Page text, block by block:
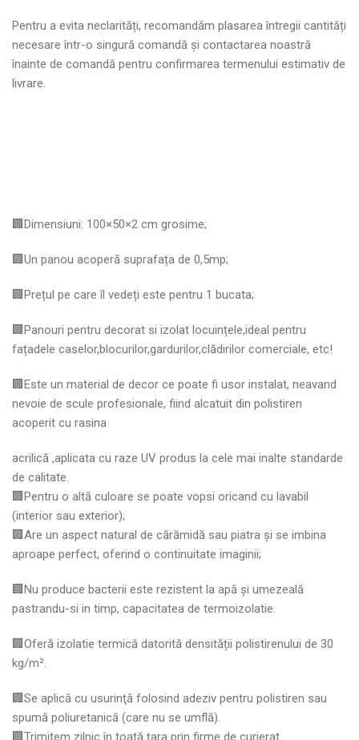
Pentru a evita neclarități, recomandăm plasarea întregii cantități
necesare într-o singură comandă și contactarea noastră
înainte de comandă pentru confirmarea termenului estimativ de
livrare.
🏢Dimensiuni: 100×50×2 cm grosime;
🏢Un panou acoperă suprafața de 0,5mp;
🏢Prețul pe care îl vedeți este pentru 1 bucata;
🏢Panouri pentru decorat si izolat locuințele,ideal pentru
fațadele caselor,blocurilor,gardurilor,clădirilor comerciale, etc!
🏢Este un material de decor ce poate fi usor instalat, neavand
nevoie de scule profesionale, fiind alcatuit din polistiren
acoperit cu rasina
acrilică ,aplicata cu raze UV produs la cele mai inalte standarde
de calitate.
🏢Pentru o altă culoare se poate vopsi oricand cu lavabil
(interior sau exterior);
🏢Are un aspect natural de cărămidă sau piatra și se imbina
aproape perfect, oferind o continuitate imaginii;
🏢Nu produce bacterii este rezistent la apă şi umezeală
pastrandu-si in timp, capacitatea de termoizolatie.
🏢Oferă izolatie termică datorită densității polistirenului de 30
kg/m².
🏢Se aplică cu usurinţă folosind adeziv pentru polistiren sau
spumă poliuretanică (care nu se umflă).
🏢Trimitem zilnic în toată țara prin firme de curierat.